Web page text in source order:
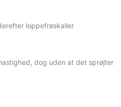
loppefrøskaller
dog uden at det sprøjter